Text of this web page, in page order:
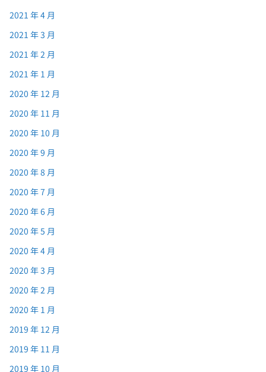
2021 年 4 月
2021 年 3 月
2021 年 2 月
2021 年 1 月
2020 年 12 月
2020 年 11 月
2020 年 10 月
2020 年 9 月
2020 年 8 月
2020 年 7 月
2020 年 6 月
2020 年 5 月
2020 年 4 月
2020 年 3 月
2020 年 2 月
2020 年 1 月
2019 年 12 月
2019 年 11 月
2019 年 10 月